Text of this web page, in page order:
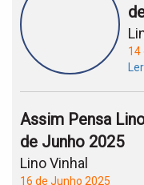
14
Assim Pensa
de Junho 2025
Lino Vinhal
16 de Junho 2025